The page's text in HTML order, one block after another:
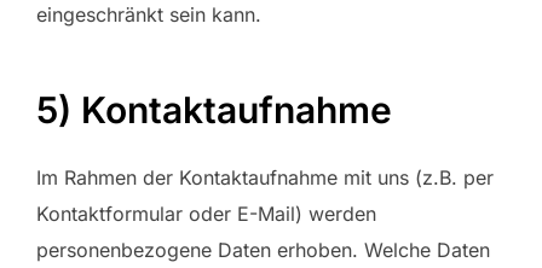
eingeschränkt sein kann.
5) Kontaktaufnahme
Im Rahmen der Kontaktaufnahme mit uns (z.B. per
Kontaktformular oder E-Mail) werden
personenbezogene Daten erhoben. Welche Daten